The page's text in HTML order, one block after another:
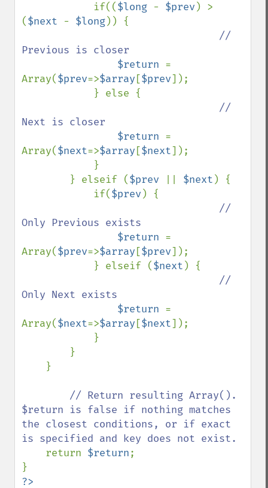
            if((
$long - $prev) >
($next - $long)) {
//
Previous is closer
$return =
Array($prev=>$array [$prev]);
//
Next is closer
$return =
Array($next=>$array [$next]);
        } elseif (
$prev $next ) {
            if(
$prev) {
//
Only Previous exists
$return =
Array($prev=>$array [$prev]);
            } elseif (
$next ) {
//
Only Next exists
$return =
Array($next=>$array [$next]);
// Return resulting Array().
$return is false if nothing matches
the closest conditions, or if exact
is specified and key does not exist.
return $return;